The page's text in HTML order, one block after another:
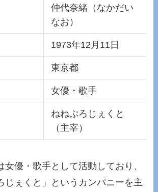
仲代奈緒（なかだい
なお）
1973年12月11日
東京都
女優・歌手
ねねぷろじぇくと
（主宰）
女優・歌手として活動しており、
じぇくと」というカンパニーを主